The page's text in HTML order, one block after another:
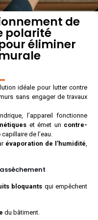
de
polarité
éliminer
idéale pour lutter contre
sans engager de travaux
l’appareil fonctionne
et émet un contre-
de l’eau.
évaporation de l’humidité
bloquants qui empêchent
du bâtiment.